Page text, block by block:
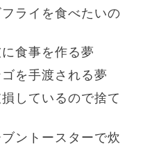
ライを食べたいの
食事を作る夢
を手渡される夢
しているので捨て
ントースターで炊